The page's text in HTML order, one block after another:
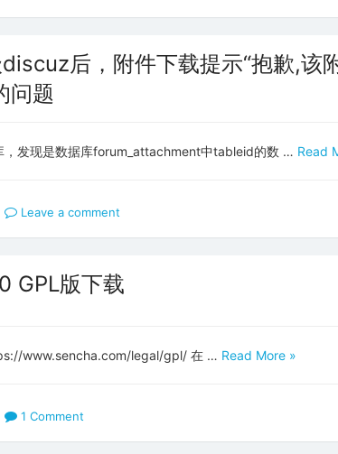
后，附件下载提示“抱歉,该
问题
，发现是数据库forum_attachment中tableid的数 … Read
Leave a comment
GPL版下载
www.sencha.com/legal/gpl/ 在 … Read More »
1 Comment